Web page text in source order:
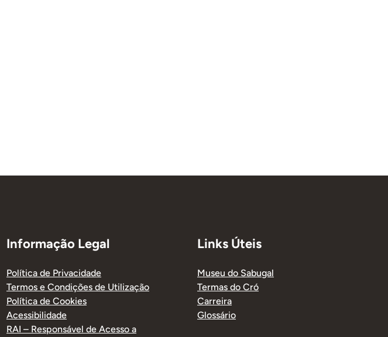
Informação Legal
Política de Privacidade
Termos e Condições de Utilização
Política de Cookies
Acessibilidade
RAI – Responsável de Acesso a
Links Úteis
Museu do Sabugal
Termas do Cró
Carreira
Glossário